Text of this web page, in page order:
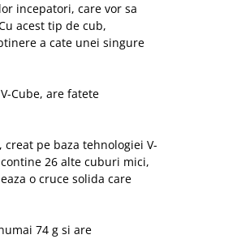
incepatori, care vor sa
acest tip de cub,
a cate unei singure
Cube, are fatete
pe baza tehnologiei V-
26 alte cuburi mici,
o cruce solida care
74 g si are